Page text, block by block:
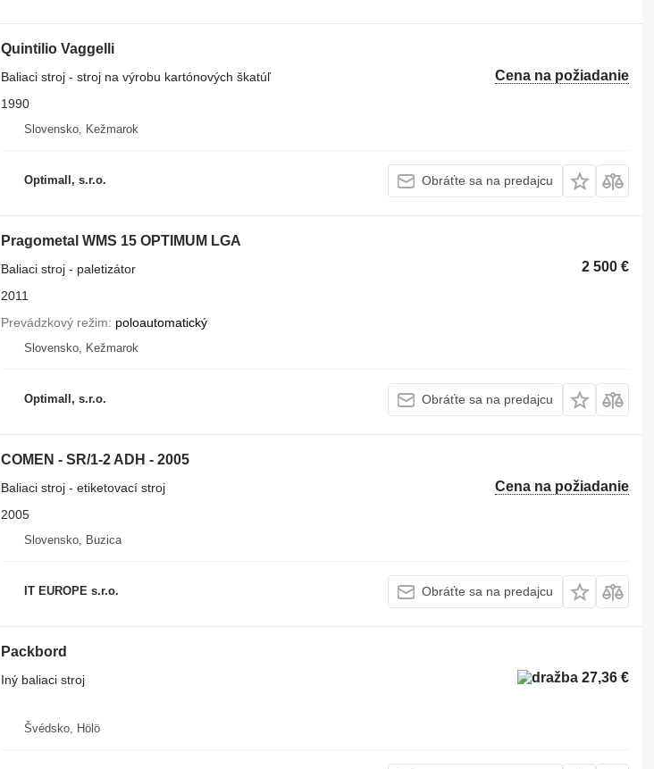
Quintilio Vaggelli
Cena na požiadanie
Baliaci stroj - stroj na výrobu kartónových škatúľ
1990
Slovensko, Kežmarok
Optimall, s.r.o. Obráťte sa na predajcu
Pragometal WMS 15 OPTIMUM LGA
2 500 €
Baliaci stroj - paletizátor
2011
Prevádzkový režim
poloautomatický
Slovensko, Kežmarok
Optimall, s.r.o. Obráťte sa na predajcu
COMEN - SR/1-2 ADH - 2005
Cena na požiadanie
Baliaci stroj - etiketovací stroj
2005
Slovensko, Buzica
IT EUROPE s.r.o. Obráťte sa na predajcu
Packbord
27,36 €
Iný baliaci stroj
Švédsko, Hölö